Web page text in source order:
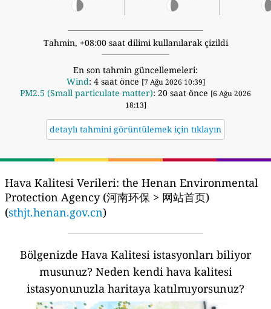
Tahmin, +08:00 saat dilimi kullanılarak çizildi
En son tahmin güncellemeleri:
Wind: 4 saat önce [7 Ağu 2026 10:39]
PM2.5 (Small particulate matter): 20 saat önce [6 Ağu 2026
18:13]
detaylı tahmini görüntülemek için tıklayın
Hava Kalitesi Verileri: the Henan Environmental
Protection Agency (河南环保 > 网站首页)
(sthjt.henan.gov.cn)
Bölgenizde Hava Kalitesi istasyonları biliyor
musunuz? Neden kendi hava kalitesi
istasyonunuzla haritaya katılmıyorsunuz?